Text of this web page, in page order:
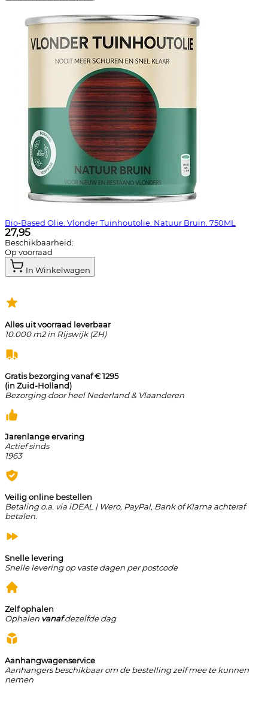
Bio-Based Olie. Vlonder Tuinhoutolie. Natuur Bruin. 750ML
27,95
Beschikbaarheid:
Op voorraad
In Winkelwagen
Alles uit voorraad leverbaar
10.000 m2 in Rijswijk (ZH)
Gratis bezorging vanaf € 1295
(in Zuid-Holland)
Bezorging door heel Nederland & Vlaanderen
Jarenlange ervaring
Actief sinds
1963
Veilig online bestellen
Betaling o.a. via iDEAL | Wero, PayPal, Bank of Klarna achteraf
betalen.
Snelle levering
Snelle levering op vaste dagen per postcode
Zelf ophalen
Ophalen vanafdezelfde dag
Aanhangwagenservice
Aanhangers beschikbaar om de bestelling zelf mee te kunnen
nemen